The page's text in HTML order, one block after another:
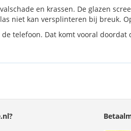
en krassen. De glazen
niet kan versplinteren bij breuk.
telefoon. Dat komt vooral